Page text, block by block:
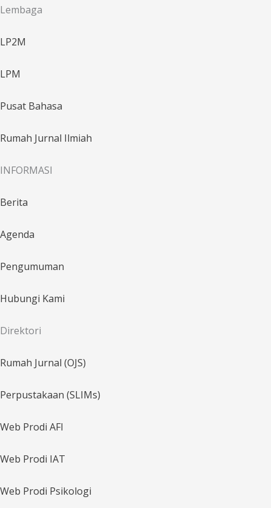
Lembaga
LP2M
LPM
Pusat Bahasa
Rumah Jurnal Ilmiah
INFORMASI
Berita
Agenda
Pengumuman
Hubungi Kami
Direktori
Rumah Jurnal (OJS)
Perpustakaan (SLIMs)
Web Prodi AFI
Web Prodi IAT
Web Prodi Psikologi